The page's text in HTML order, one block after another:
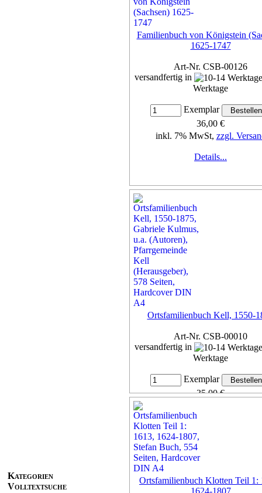
Kategorien
Volltextsuche
Familienbuch von Königstein
1625-1747
Art-Nr. CSB-00126
versandfertig in
Werktage
Exemplar
36,00 €
inkl. 7% MwSt, zzgl.
Details...
Ortsfamilienbuch Kell, 1550-
Art-Nr. CSB-00010
versandfertig in
Werktage
Exemplar
35,00 €
Ortsfamilienbuch Klotten Teil 1:
1624-1807